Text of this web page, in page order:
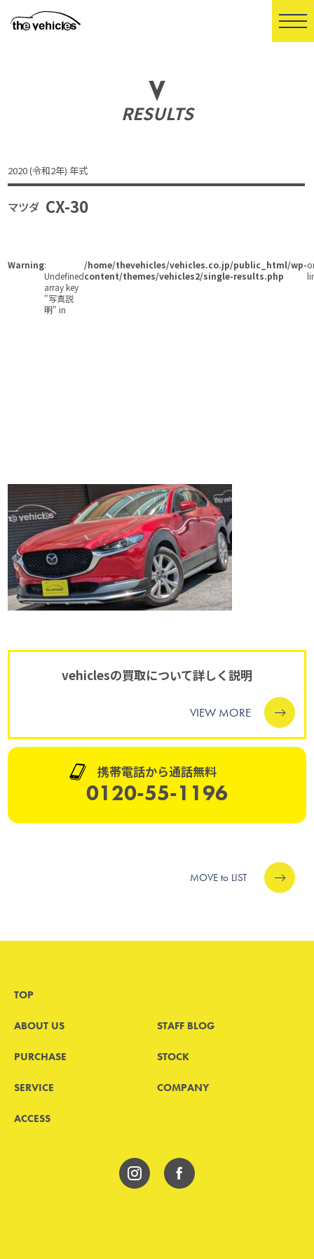
RESULTS
マツダ CX-30
2020 (令和2年) 年式
Warning:
Undefined
array key
"写真説
明" in
/home/thevehicles/vehicles.co.jp/public_html/wp-
content/themes/vehicles2/single-results.php
vehiclesの買取について詳しく説明
VIEW MORE
携帯電話から通話無料
0120-55-1196
MOVE to LIST
TOP
ABOUT US STAFF BLOG
PURCHASE STOCK
SERVICE COMPANY
ACCESS